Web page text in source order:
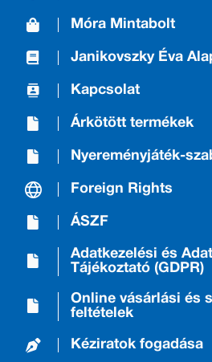
Móra Mintabolt
Janikovszky Éva
Kapcsolat
Árkötött termékek
Nyereményjáték-
Foreign Rights
ÁSZF
Adatkezelési és
Tájékoztató (GDPR)
Online vásárlási és
feltételek
Kéziratok fogadása